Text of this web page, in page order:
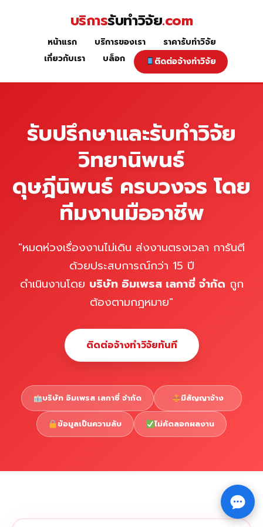
หน้าแรก
Copyright © 2026 รับทำวิจัย รับทำวิทยานิพนธ์ รับทำ⇧
บริการรับทำวิจัย.com
หน้าแรก บริการของเรา
ราคารับทำวิจัย
เกี่ยวกับเรา
บล็อก ติดต่อจ้างทำวิจัย
รับปรึกษาและรับทำวิจัย
วิทยานิพนธ์
ดุษฎีนิพนธ์ ครบวงจร โดย
ทีมงานมืออาชีพ
"หมดห่วงเรื่องงานไม่เดิน ส่งงานตรงเวลา การันตี
ด้วยประสบการณ์กว่า 15 ปี
ดำเนินงานโดย บริษัท อิมเพรส เลกาซี่ จำกัด ถูก
ต้องตามกฎหมาย"
ติดต่อจ้างทำวิจัยทันที
บริษัท อิมเพรส เลกาซี่ จำกัด มีสัญญาจ้าง
ข้อมูลเป็นความลับ ไม่คัดลอกผลงาน